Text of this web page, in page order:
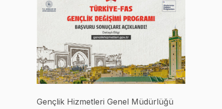
Gençlik Hizmetleri Genel Müdürlüğü